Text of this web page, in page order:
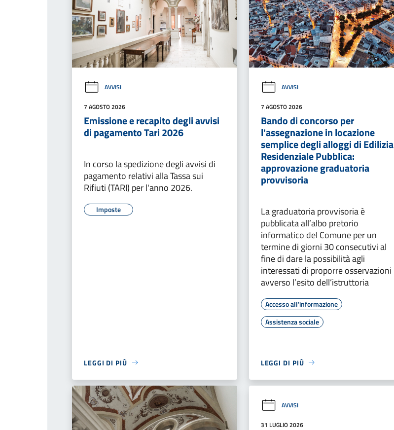
AVVISI
7 AGOSTO 2026
Emissione e recapito degli avvisi
di pagamento Tari 2026
In corso la spedizione degli avvisi di
pagamento relativi alla Tassa sui
Rifiuti (TARI) per l'anno 2026.
Imposte
LEGGI DI PIÙ
AVVISI
7 AGOSTO 2026
Bando di concorso per
l'assegnazione in locazione
semplice degli alloggi di Edilizia
Residenziale Pubblica:
approvazione graduatoria
provvisoria
La graduatoria provvisoria è
pubblicata all’albo pretorio
informatico del Comune per un
termine di giorni 30 consecutivi al
fine di dare la possibilità agli
interessati di proporre osservazioni
avverso l’esito dell’istruttoria
Accesso all'informazione
Assistenza sociale
LEGGI DI PIÙ
AVVISI
31 LUGLIO 2026